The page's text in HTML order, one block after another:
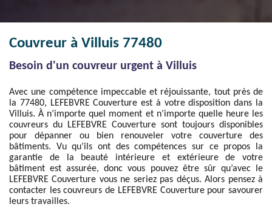
Couvreur à Villuis 77480
Besoin d'un couvreur urgent à Villuis
Avec une compétence impeccable et réjouissante, tout près de
la 77480, LEFEBVRE Couverture est à votre disposition dans la
Villuis. À n’importe quel moment et n’importe quelle heure les
couvreurs du LEFEBVRE Couverture sont toujours disponibles
pour dépanner ou bien renouveler votre couverture des
bâtiments. Vu qu’ils ont des compétences sur ce propos la
garantie de la beauté intérieure et extérieure de votre
bâtiment est assurée, donc vous pouvez être sûr qu’avec le
LEFEBVRE Couverture vous ne seriez pas déçus. Alors pensez à
contacter les couvreurs de LEFEBVRE Couverture pour savourer
leurs travailles.